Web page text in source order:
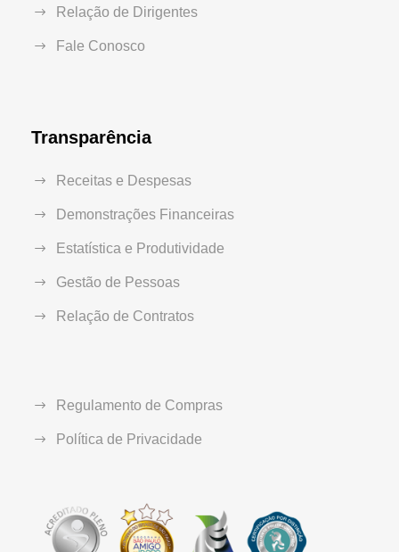
Relação de Dirigentes
Fale Conosco
Transparência
Receitas e Despesas
Demonstrações Financeiras
Estatística e Produtividade
Gestão de Pessoas
Relação de Contratos
Regulamento de Compras
Política de Privacidade